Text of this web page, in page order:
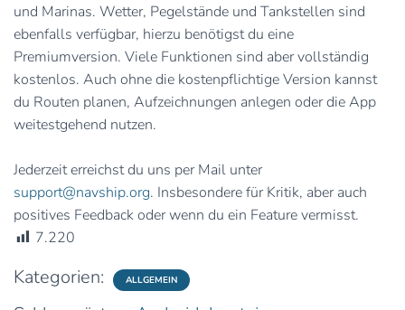
und Marinas. Wetter, Pegelstände und Tankstellen sind
ebenfalls verfügbar, hierzu benötigst du eine
Premiumversion. Viele Funktionen sind aber vollständig
kostenlos. Auch ohne die kostenpflichtige Version kannst
du Routen planen, Aufzeichnungen anlegen oder die App
weitestgehend nutzen.
Jederzeit erreichst du uns per Mail unter
support@navship.org. Insbesondere für Kritik, aber auch
positives Feedback oder wenn du ein Feature vermisst.
7.220
Kategorien: ALLGEMEIN